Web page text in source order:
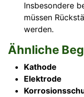
Insbesondere
müssen
werden.
Ähnliche
Kathode
Elektrode